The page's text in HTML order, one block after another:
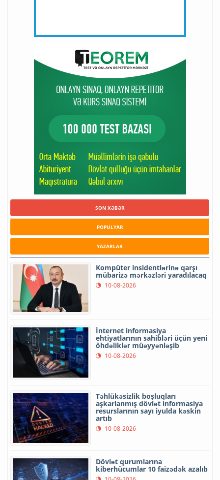
SON XƏBƏR
POPULYAR
YAZARLAR
Kompüter insidentlərinə qarşı
mübarizə mərkəzləri yaradılacaq
10-08-2026
İnternet informasiya
ehtiyatlarının sahibləri üçün yeni
öhdəliklər müəyyənləşib
10-08-2026
Təhlükəsizlik boşluqları
aşkarlanmış dövlət informasiya
resurslarının sayı iyulda kəskin
artıb
10-08-2026
Dövlət qurumlarına
kiberhücumlar 10 faizədək azalıb